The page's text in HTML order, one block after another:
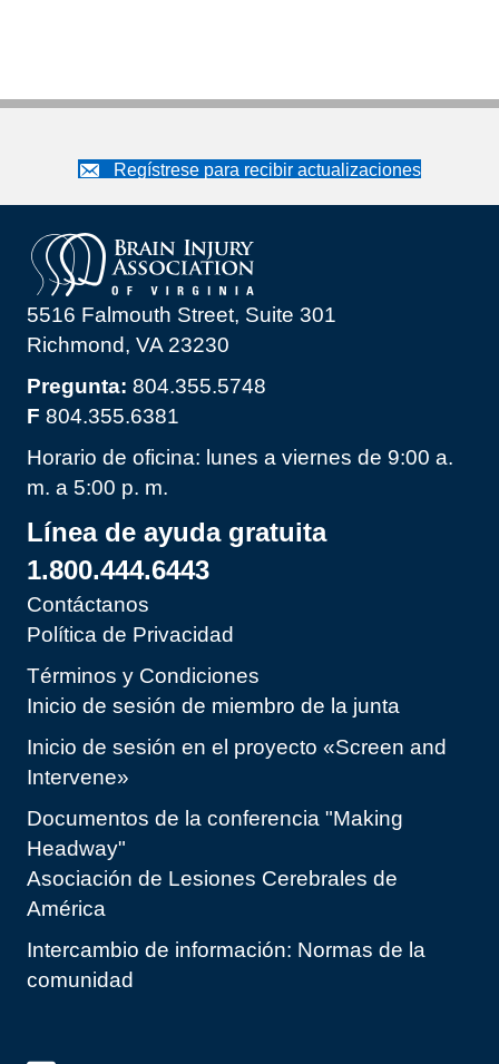
Regístrese para recibir actualizaciones
5516 Falmouth Street, Suite 301
Richmond, VA 23230
Pregunta: 804.355.5748
F 804.355.6381
Horario de oficina: lunes a viernes de 9:00 a.
m. a 5:00 p. m.
Línea de ayuda gratuita
1.800.444.6443
Contáctanos
Política de Privacidad
Términos y Condiciones
Inicio de sesión de miembro de la junta
Inicio de sesión en el proyecto «Screen and
Intervene»
Documentos de la conferencia "Making
Headway"
Asociación de Lesiones Cerebrales de
América
Intercambio de información: Normas de la
comunidad